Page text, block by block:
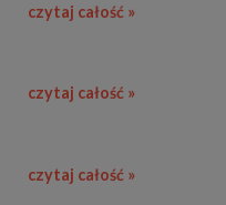
czytaj całość »
czytaj całość »
czytaj całość »